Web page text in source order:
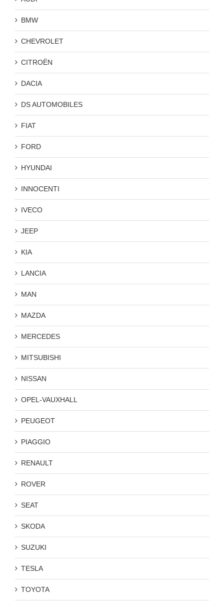
BMW
CHEVROLET
CITROËN
DACIA
DS AUTOMOBILES
FIAT
FORD
HYUNDAI
INNOCENTI
IVECO
JEEP
KIA
LANCIA
MAN
MAZDA
MERCEDES
MITSUBISHI
NISSAN
OPEL-VAUXHALL
PEUGEOT
PIAGGIO
RENAULT
ROVER
SEAT
SKODA
SUZUKI
TESLA
TOYOTA